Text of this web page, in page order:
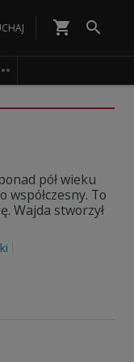
shopping_cart 
pół wieku
współczesny. To
Wajda stworzył